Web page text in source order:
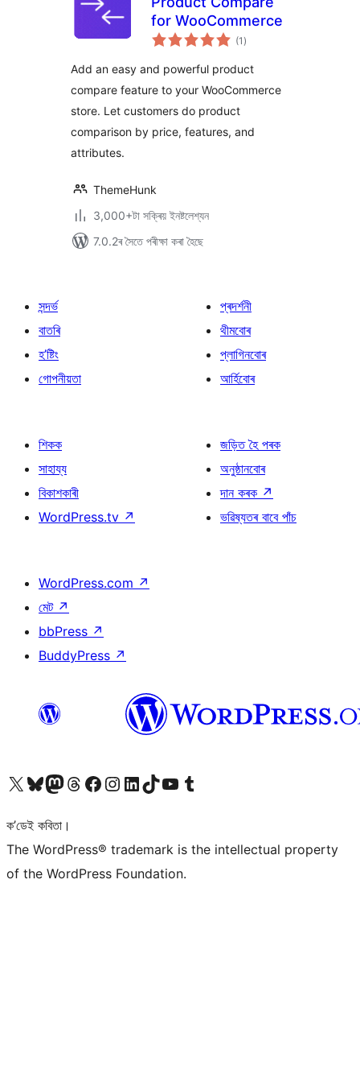
for WooCommerce
(1 টা
মুঠ)
Add an easy and powerful product
compare feature to your WooCommerce
store. Let customers do product
comparison by price, features, and
attributes.
ThemeHunk
3,000+টা সক্ৰিয় ইনষ্টলেশ্যন
7.0.2ৰ সৈতে পৰীক্ষা কৰা হৈছে
সন্দৰ্ভ
বাতৰি
হ’ষ্টিং
গোপনীয়তা
প্ৰদৰ্শনী
থীমবোৰ
প্লাগিনবোৰ
আৰ্হিবোৰ
শিকক
সাহায্য
বিকাশকাৰী
WordPress.tv ↗
জড়িত হৈ পৰক
অনুষ্ঠানবোৰ
দান কৰক ↗
ভৱিষ্যতৰ বাবে পাঁচ
WordPress.com ↗
মেট ↗
bbPress ↗
BuddyPress ↗
আমাৰ X (আগৰ Twitter) একাউণ্টলৈ যাওকআমাৰ Bluesky একাউণ্টলৈ যাওকআমাৰ Mastodon একাউণ্টলৈ যাওকআমাৰ Threads একাউণ্টলৈ যাওকআমাৰ Facebook পৃষ্ঠালৈ যাওকআমাৰ Instagram একাউণ্টলৈ যাওকআমাৰ LinkedIn একাউণ্টলৈ যাওকআমাৰ TikTok একাউণ্টলৈ যাওকআমাৰ YouTube চেনেললৈ যাওকআমাৰ Tumblr একাউণ্টলৈ যাওক
ক’ডেই কবিতা।
The WordPress® trademark is the intellectual property
of the WordPress Foundation.